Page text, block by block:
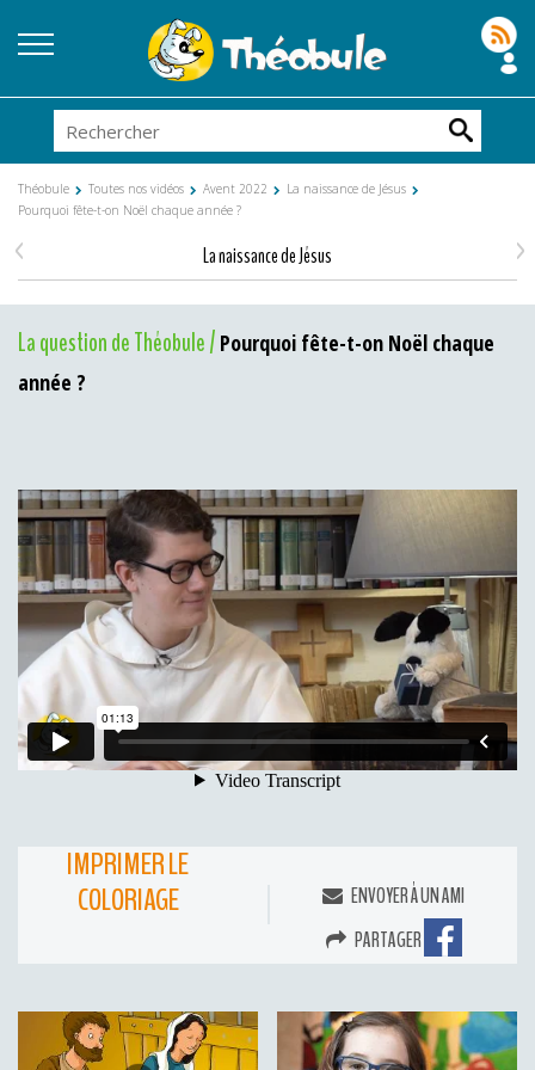
Théobule Toutes nos vidéos Avent 2022
La naissance de Jésus
Pourquoi fête-t-on Noël chaque année ?
La naissance de Jésus
< >
La question de Théobule / Pourquoi fête-t-on Noël chaque
année ?
IMPRIMER LE
COLORIAGE
ENVOYER À UN AMI
PARTAGER